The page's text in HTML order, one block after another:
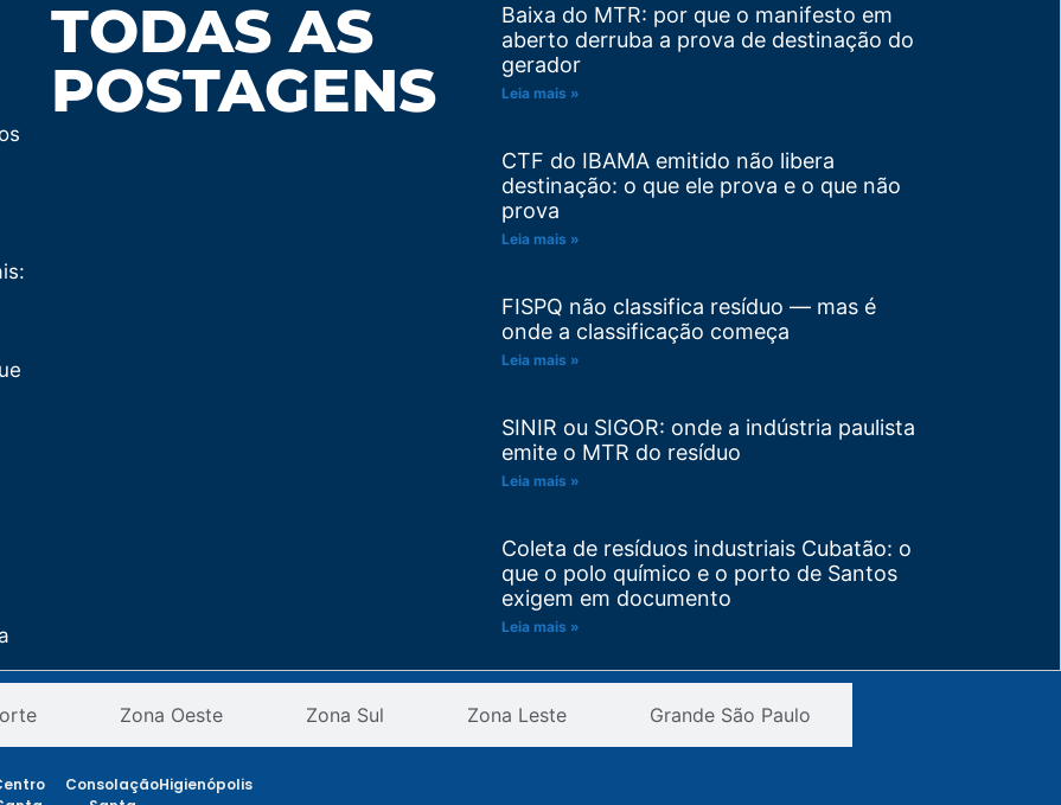
TODAS AS
POSTAGENS
Baixa do MTR: por que o manifesto em
aberto derruba a prova de destinação do
gerador
Leia mais »
CTF do IBAMA emitido não libera
destinação: o que ele prova e o que não
prova
Leia mais »
FISPQ não classifica resíduo — mas é
onde a classificação começa
Leia mais »
SINIR ou SIGOR: onde a indústria paulista
emite o MTR do resíduo
Leia mais »
Coleta de resíduos industriais Cubatão: o
que o polo químico e o porto de Santos
exigem em documento
Leia mais »
prima ou de processo? Seu plano venceu
antes do prazo
Zona Oeste Zona Sul Zona Leste Grande São Paulo
ConsolaçãoHigienópolis